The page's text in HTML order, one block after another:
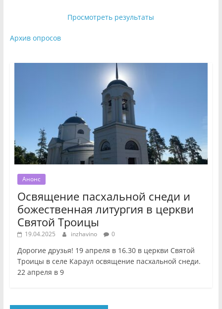
Просмотреть результаты
Архив опросов
Анонс
Освящение пасхальной снеди и
божественная литургия в церкви
Святой Троицы
19.04.2025 inzhavino 0
Дорогие друзья! 19 апреля в 16.30 в церкви Святой
Троицы в селе Караул освящение пасхальной снеди.
22 апреля в 9